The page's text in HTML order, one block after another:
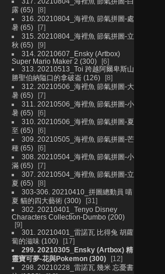
露 (65)
8
316. 20210804_海裡魚 節氣拼圖-處
暑 (65)
7
315. 20210804_海裡魚 節氣拼圖-立
秋 (65)
9
314. 20210607_Ensky (Artbox)
Super Mario Maker 2 (300)
6
313. 20210513_Toi 跨越阿爾卑斯山
勝聖伯納隘口的拿破崙 (126)
8
312. 20210506_海裡魚 節氣拼圖-大
暑 (65)
7
311. 20210506_海裡魚 節氣拼圖-小
暑 (65)
6
310. 20210506_海裡魚 節氣拼圖-夏
至 (65)
6
309. 20210505_海裡魚 節氣拼圖-芒
種 (65)
6
308. 20210504_海裡魚 節氣拼圖-小
滿 (65)
7
307. 20210504_海裡魚 節氣拼圖-立
夏 (65)
8
303-306. 20210410_拼圖總動員 喵
夏 貓的四大藝術 (300)
31
302. 20210401_Tenyo Disney
Characters Collection-Dumbo (200)
9
301. 20210401_雷諾瓦 比得兔 胡蘿
蔔的滋味 (100)
17
299. 20210305_Ensky (Artbox) 精
靈寶可夢-花與Pokemon (300)
12
298. 20210228_雷諾瓦 幾米 忘憂書